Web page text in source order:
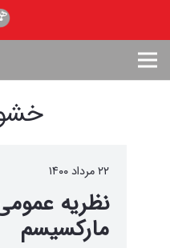
۲۲ مرداد ۱۴۰۰
نظریه
مارکسیسم